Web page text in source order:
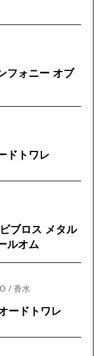
フォニー オブ
ドトワレ
ブロス メタル
ルオム
/ 香水
ードトワレ